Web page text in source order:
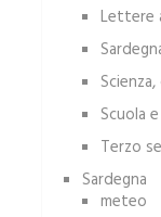
Lettere
Scuola
Terzo
Sardegna
meteo